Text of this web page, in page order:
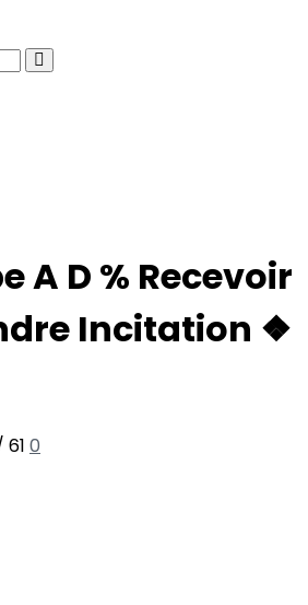
A D % Recevoir
Incitation ❖
61 0